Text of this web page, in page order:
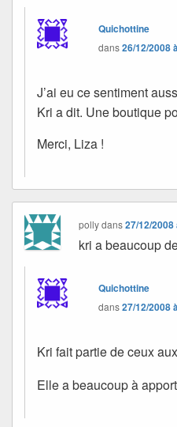
Quichottine
dans26/12/2008
J’ai eu ce sentiment
Kri a dit. Une boutique
Merci, Liza !
pollydans27/12/
kri a beaucoup
Quichottine
dans27/12/2008
Kri fait partie de ceux
Elle a beaucoup à